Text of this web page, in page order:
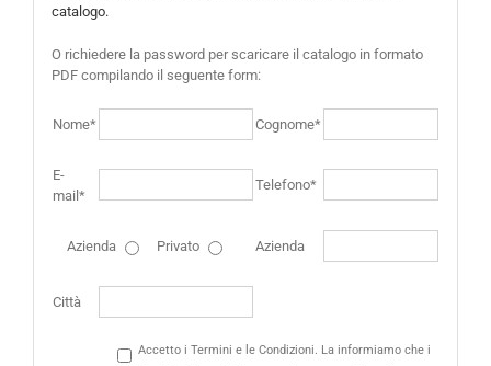
catalogo.
O richiedere la password per scaricare il catalogo in formato
PDF compilando il seguente form:
Nome* Cognome*
E-
mail*
Telefono*
Azienda Privato Azienda
Città
Accetto i Termini e le Condizioni. La informiamo che i